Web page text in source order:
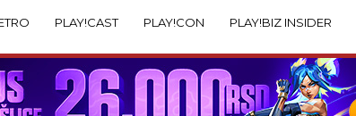
PLAY!CAST PLAY!CON PLAY!BIZ INSIDER